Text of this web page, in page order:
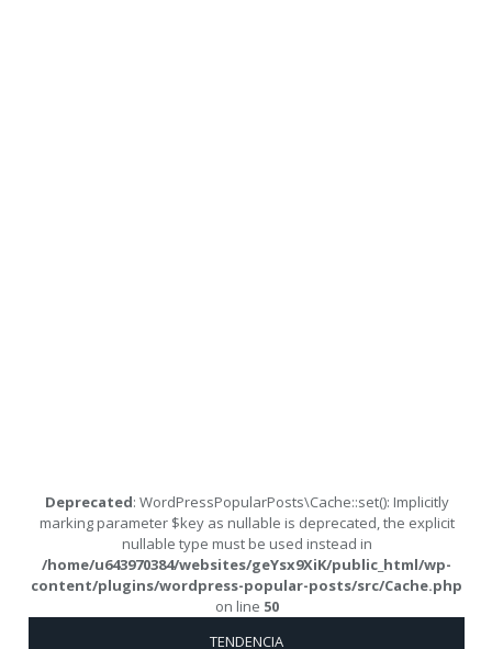
Deprecated: WordPressPopularPosts\Cache::set(): Implicitly
marking parameter $key as nullable is deprecated, the explicit
nullable type must be used instead in
/home/u643970384/websites/geYsx9XiK/public_html/wp-
content/plugins/wordpress-popular-posts/src/Cache.php
on line 50
TENDENCIA